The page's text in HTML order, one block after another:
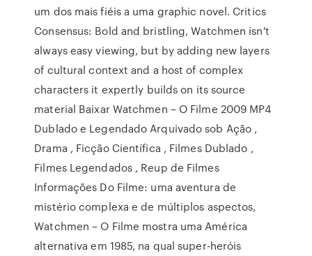
um dos mais fiéis a uma graphic novel. Critics
Consensus: Bold and bristling, Watchmen isn't
always easy viewing, but by adding new layers
of cultural context and a host of complex
characters it expertly builds on its source
material Baixar Watchmen – O Filme 2009 MP4
Dublado e Legendado Arquivado sob Ação ,
Drama , Ficção Científica , Filmes Dublado ,
Filmes Legendados , Reup de Filmes
Informações Do Filme: uma aventura de
mistério complexa e de múltiplos aspectos,
Watchmen – O Filme mostra uma América
alternativa em 1985, na qual super-heróis